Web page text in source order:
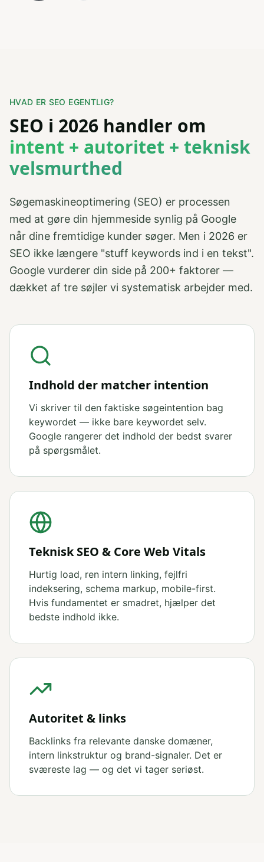
HVAD ER SEO EGENTLIG?
SEO i 2026 handler om
intent + autoritet + teknisk
velsmurthed
Søgemaskineoptimering (SEO) er processen
med at gøre din hjemmeside synlig på Google
når dine fremtidige kunder søger. Men i 2026 er
SEO ikke længere "stuff keywords ind i en tekst".
Google vurderer din side på 200+ faktorer —
dækket af tre søjler vi systematisk arbejder med.
Indhold der matcher intention
Vi skriver til den faktiske søgeintention bag
keywordet — ikke bare keywordet selv.
Google rangerer det indhold der bedst svarer
på spørgsmålet.
Teknisk SEO & Core Web Vitals
Hurtig load, ren intern linking, fejlfri
indeksering, schema markup, mobile-first.
Hvis fundamentet er smadret, hjælper det
bedste indhold ikke.
Autoritet & links
Backlinks fra relevante danske domæner,
intern linkstruktur og brand-signaler. Det er
sværeste lag — og det vi tager seriøst.